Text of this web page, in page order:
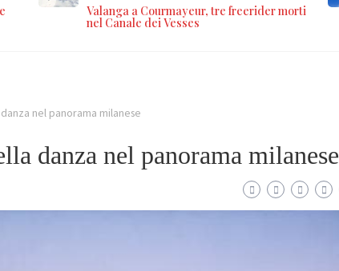
Valanga a Courmayeur, tre freerider morti
nel Canale dei Vesses
nel panorama milanese
danza nel panorama milanese